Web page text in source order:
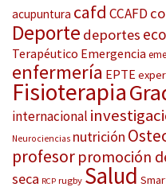
acupuntura cafd CCAFD
Deporte deportes
Terapéutico Emergencia
enfermería EPTE
Fisioterapia
internacional
Neurociencias nutrición
profesor promoción
seca RCP rugby Salud